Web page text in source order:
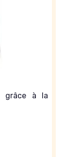
grâce à la